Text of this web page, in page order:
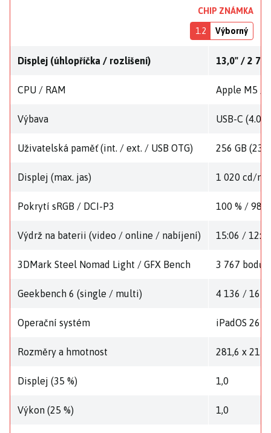
CHIP ZNÁMKA
1.2 Výborný
Displej (úhlopříčka / rozlišení) 13,0" / 2
CPU / RAM Apple M5 /
Výbava USB-C
Uživatelská paměť (int. / ext. / USB OTG) 256 GB
Displej (max. jas) 1 020 cd/m2
Pokrytí sRGB / DCI-P3 100 % / 98,8
Výdrž na baterii (video / online / nabíjení) 15:06 /
3DMark Steel Nomad Light / GFX Bench 3 767 bodů
Geekbench 6 (single / multi) 4 136 / 16
Operační systém iPadOS 26
Rozměry a hmotnost 281,6 x
Displej (35 %) 1,0
Výkon (25 %) 1,0